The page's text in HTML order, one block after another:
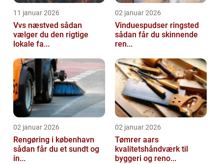
11 januar 2026
Vvs næstved sådan
vælger du den rigtige
lokale fa...
02 januar 2026
Vinduespudser ringsted
sådan får du skinnende
ren...
02 januar 2026
Rengøring i københavn
sådan får du et sundt og
in...
02 januar 2026
Tømrer aars
kvalitetshåndværk til
byggeri og reno...